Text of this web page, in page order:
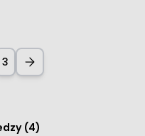
3
(4)